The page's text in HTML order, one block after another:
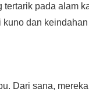
pada alam
dan
Dari sana,